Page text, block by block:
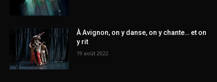
À Avignon, on y danse, on y chante… et on
y rit
19 août 2022